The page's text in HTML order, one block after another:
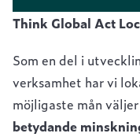
Think Global Act
Som en del i
verksamhet har vi
möjligaste mån
betydande